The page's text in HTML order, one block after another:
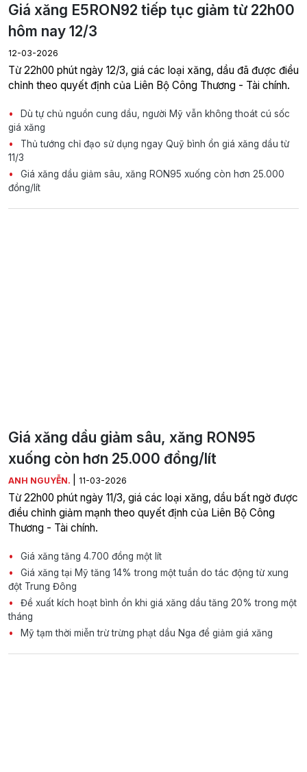
Giá xăng E5RON92 tiếp tục giảm từ 22h00
hôm nay 12/3
12-03-2026
Từ 22h00 phút ngày 12/3, giá các loại xăng, dầu đã được điều
chỉnh theo quyết định của Liên Bộ Công Thương - Tài chính.
Dù tự chủ nguồn cung dầu, người Mỹ vẫn không thoát cú sốc
giá xăng
Thủ tướng chỉ đạo sử dụng ngay Quỹ bình ổn giá xăng dầu từ
11/3
Giá xăng dầu giảm sâu, xăng RON95 xuống còn hơn 25.000
đồng/lít
Giá xăng dầu giảm sâu, xăng RON95
xuống còn hơn 25.000 đồng/lít
ANH NGUYỄN. 11-03-2026
Từ 22h00 phút ngày 11/3, giá các loại xăng, dầu bất ngờ được
điều chỉnh giảm mạnh theo quyết định của Liên Bộ Công
Thương - Tài chính.
Giá xăng tăng 4.700 đồng một lít
Giá xăng tại Mỹ tăng 14% trong một tuần do tác động từ xung
đột Trung Đông
Đề xuất kích hoạt bình ổn khi giá xăng dầu tăng 20% trong một
tháng
Mỹ tạm thời miễn trừ trừng phạt dầu Nga để giảm giá xăng